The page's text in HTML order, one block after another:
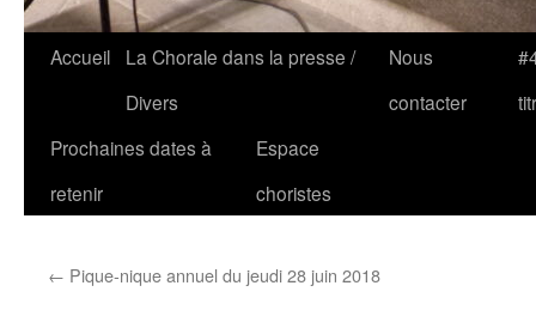
Accueil
La Chorale dans la presse /
Divers
Nous
contacter
Prochaines dates à
retenir
Espace
choristes
← Pique-nique annuel du jeudi 28 juin 2018